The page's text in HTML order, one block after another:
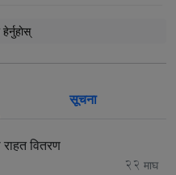
सूचना
वितरण
22 माघ